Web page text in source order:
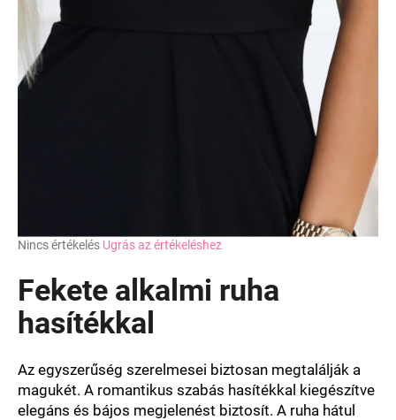
A
átlagos
értékelése
5-
csillag.
Nincs értékelés Ugrás az értékeléshez
Fekete alkalmi ruha
hasítékkal
Az egyszerűség szerelmesei biztosan megtalálják a
magukét. A romantikus szabás hasítékkal kiegészítve
elegáns és bájos megjelenést biztosít. A ruha hátul